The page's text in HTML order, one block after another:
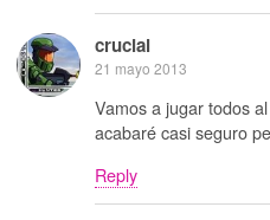
crucial
21 mayo 2013
Vamos a jugar todos
acabaré casi seguro
Reply